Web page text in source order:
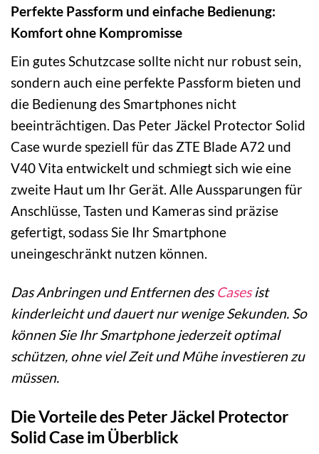
Perfekte Passform und einfache Bedienung:
Komfort ohne Kompromisse
Ein gutes Schutzcase sollte nicht nur robust sein,
sondern auch eine perfekte Passform bieten und
die Bedienung des Smartphones nicht
beeinträchtigen. Das Peter Jäckel Protector Solid
Case wurde speziell für das ZTE Blade A72 und
V40 Vita entwickelt und schmiegt sich wie eine
zweite Haut um Ihr Gerät. Alle Aussparungen für
Anschlüsse, Tasten und Kameras sind präzise
gefertigt, sodass Sie Ihr Smartphone
uneingeschränkt nutzen können.
Das Anbringen und Entfernen desCasesist
kinderleicht und dauert nur wenige Sekunden. So
können Sie Ihr Smartphone jederzeit optimal
schützen, ohne viel Zeit und Mühe investieren zu
müssen.
Die Vorteile des Peter Jäckel Protector
Solid Case im Überblick